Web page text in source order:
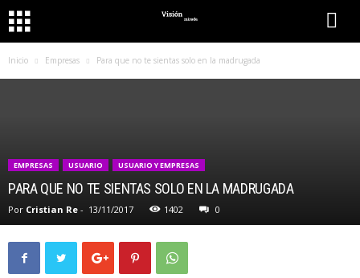
Inicio Empresas Para que no te sientas solo en la madrugada
EMPRESAS USUARIO USUARIO Y EMPRESAS
PARA QUE NO TE SIENTAS SOLO EN LA MADRUGADA
Por Cristian Re - 13/11/2017 1402 0